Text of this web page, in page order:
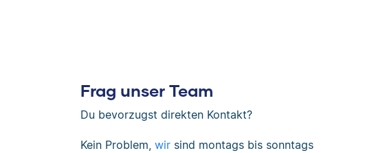
Frag unser Team
Du bevorzugst direkten Kontakt?
Kein Problem, wir sind montags bis sonntags